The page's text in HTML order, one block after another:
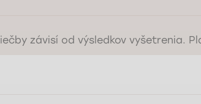
závisí od výsledkov vyšetrenia.